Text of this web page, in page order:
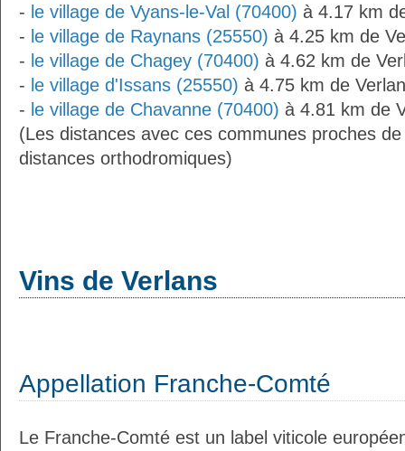
- le village de Vyans-le-Val (70400) à 4.17 km
- le village de Raynans (25550) à 4.25 km de
- le village de Chagey (70400) à 4.62 km de
- le village d'Issans (25550) à 4.75 km de
- le village de Chavanne (70400) à 4.81 km de
(Les distances avec ces communes proches
distances orthodromiques)
Vins de Verlans
Appellation Franche-Comté
Le Franche-Comté est un label viticole